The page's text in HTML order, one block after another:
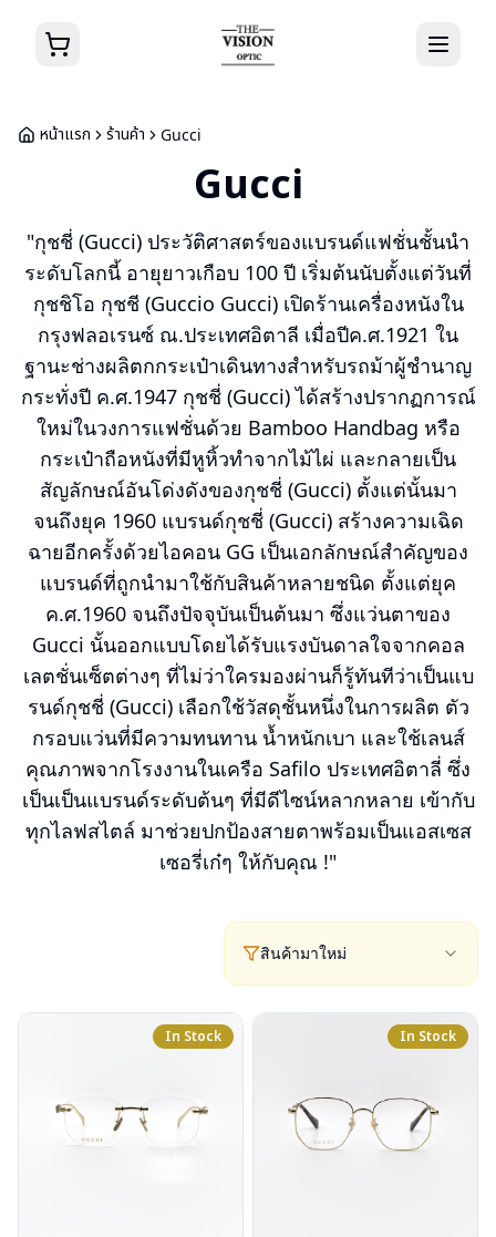
หน้าแรก ร้านค้า Gucci
Gucci
"กุชชี่ (Gucci) ประวัติศาสตร์ของแบรนด์แฟชั่นชั้นนำ
ระดับโลกนี้ อายุยาวเกือบ 100 ปี เริ่มต้นนับตั้งแต่วันที่
กุชชิโอ กุชชี (Guccio Gucci) เปิดร้านเครื่องหนังใน
กรุงฟลอเรนซ์ ณ.ประเทศอิตาลี เมื่อปีค.ศ.1921 ใน
ฐานะช่างผลิตกกระเป๋าเดินทางสำหรับรถม้าผู้ชำนาญ
กระทั่งปี ค.ศ.1947 กุชชี่ (Gucci) ได้สร้างปรากฏการณ์
ใหม่ในวงการแฟชั่นด้วย Bamboo Handbag หรือ
กระเป๋าถือหนังที่มีหูหิ้วทำจากไม้ไผ่ และกลายเป็น
สัญลักษณ์อันโด่งดังของกุชชี่ (Gucci) ตั้งแต่นั้นมา
จนถึงยุค 1960 แบรนด์กุชชี่ (Gucci) สร้างความเฉิด
ฉายอีกครั้งด้วยไอคอน GG เป็นเอกลักษณ์สำคัญของ
แบรนด์ที่ถูกนำมาใช้กับสินค้าหลายชนิด ตั้งแต่ยุค
ค.ศ.1960 จนถึงปัจจุบันเป็นต้นมา ซึ่งแว่นตาของ
Gucci นั้นออกแบบโดยได้รับแรงบันดาลใจจากคอล
เลตชั่นเซ็ตต่างๆ ที่ไม่ว่าใครมองผ่านก็รู้ทันทีว่าเป็นแบ
รนด์กุชชี่ (Gucci) เลือกใช้วัสดุชั้นหนึ่งในการผลิต ตัว
กรอบแว่นที่มีความทนทาน น้ำหนักเบา และใช้เลนส์
คุณภาพจากโรงงานในเครือ Safilo ประเทศอิตาลี่ ซึ่ง
เป็นเป็นแบรนด์ระดับต้นๆ ที่มีดีไซน์หลากหลาย เข้ากับ
ทุกไลฟสไตล์ มาช่วยปกป้องสายตาพร้อมเป็นแอสเซส
เซอรี่เก๋ๆ ให้กับคุณ !"
สินค้ามาใหม่
In Stock In Stock